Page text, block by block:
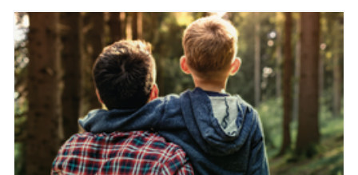
udgivelsen af nye udledningsscenarier fra FN’s
Klimapanel og DMI’s Klimaatlas. Opdateringen afspejler
også, hvilke fremtidige drivhusgasudledninger vi kan
forvente med nuværende klimapolitik på tværs af
verdens lande.